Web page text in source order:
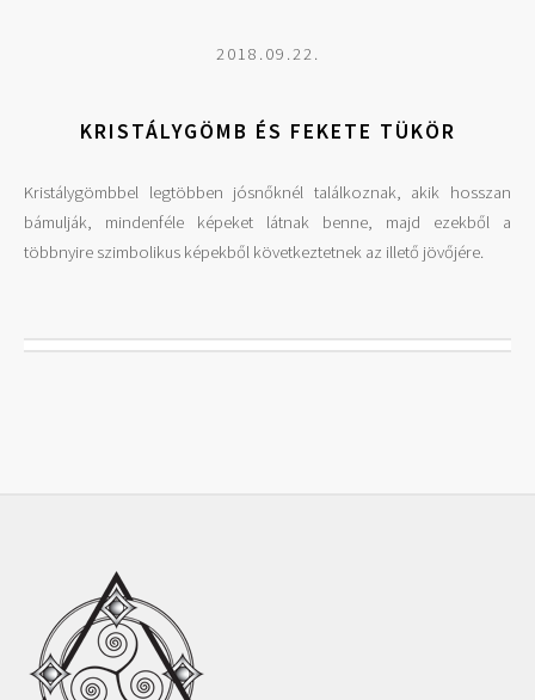
2018.09.22.
KRISTÁLYGÖMB ÉS FEKETE TÜKÖR
Kristálygömbbel legtöbben jósnőknél találkoznak, akik hosszan
bámulják, mindenféle képeket látnak benne, majd ezekből a
többnyire szimbolikus képekből következtetnek az illető jövőjére.